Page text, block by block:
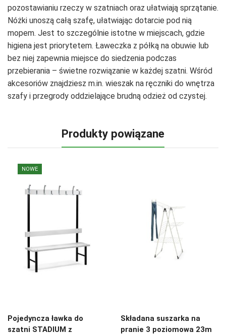
pozostawianiu rzeczy w szatniach oraz ułatwiają sprzątanie.
Nóżki unoszą całą szafę, ułatwiając dotarcie pod nią
mopem. Jest to szczególnie istotne w miejscach, gdzie
higiena jest priorytetem. Ławeczka z półką na obuwie lub
bez niej zapewnia miejsce do siedzenia podczas
przebierania – świetne rozwiązanie w każdej szatni. Wśród
akcesoriów znajdziesz m.in. wieszak na ręczniki do wnętrza
szafy i przegrody oddzielające brudną odzież od czystej.
Produkty powiązane
NOWE
Pojedyncza ławka do
szatni STADIUM z
Składana suszarka na
pranie 3 poziomowa 23m